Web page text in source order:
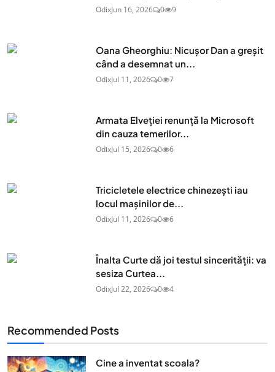
OdixJun 16, 2026 0 9
Oana Gheorghiu: Nicușor Dan a greșit
când a desemnat un...
OdixJul 11, 2026 0 7
Armata Elveției renunță la Microsoft
din cauza temerilor...
OdixJul 15, 2026 0 6
Tricicletele electrice chinezești iau
locul mașinilor de...
OdixJul 11, 2026 0 6
Înalta Curte dă joi testul sincerității: va
sesiza Curtea...
OdixJul 22, 2026 0 4
Recommended Posts
Cine a inventat scoala?